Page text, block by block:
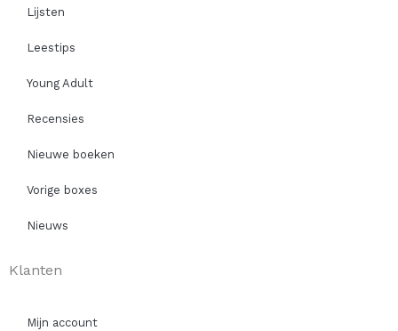
Lijsten
Leestips
Young Adult
Recensies
Nieuwe boeken
Vorige boxes
Nieuws
Klanten
Mijn account